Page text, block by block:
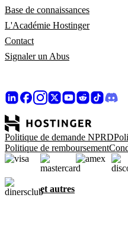
Base de connaissances
L'Académie Hostinger
Contact
Signaler un Abus
Politique de demande NPRD
Politique de remboursement
et autres